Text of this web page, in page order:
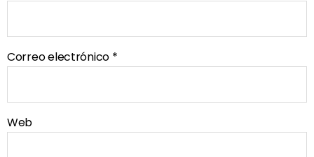
Correo electrónico *
Web